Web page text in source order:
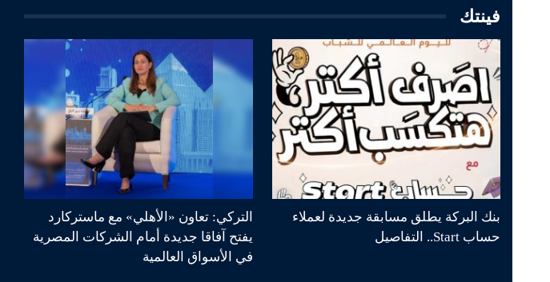
فينتك
بنك البركة يطلق مسابقة جديدة لعملاء
حساب Start.. التفاصيل
التركي: تعاون «الأهلي» مع ماستركارد
يفتح آفاقا جديدة أمام الشركات المصرية
في الأسواق العالمية